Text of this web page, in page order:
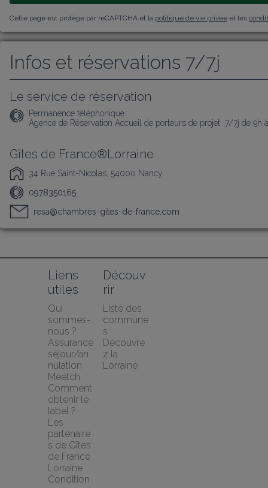
Cette page est protégé par reCAPTCHA et la politique de vie privée et les
Infos et réservations 7/7j
Le service de réservation
Permanence téléphonique :
Agence de Réservation Accueil de porteurs de projet  7/7j de 9h
Gîtes de France®Lorraine
34 Rue Saint-Nicolas, 54000 Nancy
0978350165
resa@chambres-gites-de-france.com
Liens
utiles
Qui
sommes-
nous ?
Assurance
séjour/an
nulation
Meetch
Comment
obtenir le
label ?
Les
partenaire
s de Gîtes
de France
Lorraine
Condition
Découv
rir
Liste des
commune
s
Découvre
z la
Lorraine